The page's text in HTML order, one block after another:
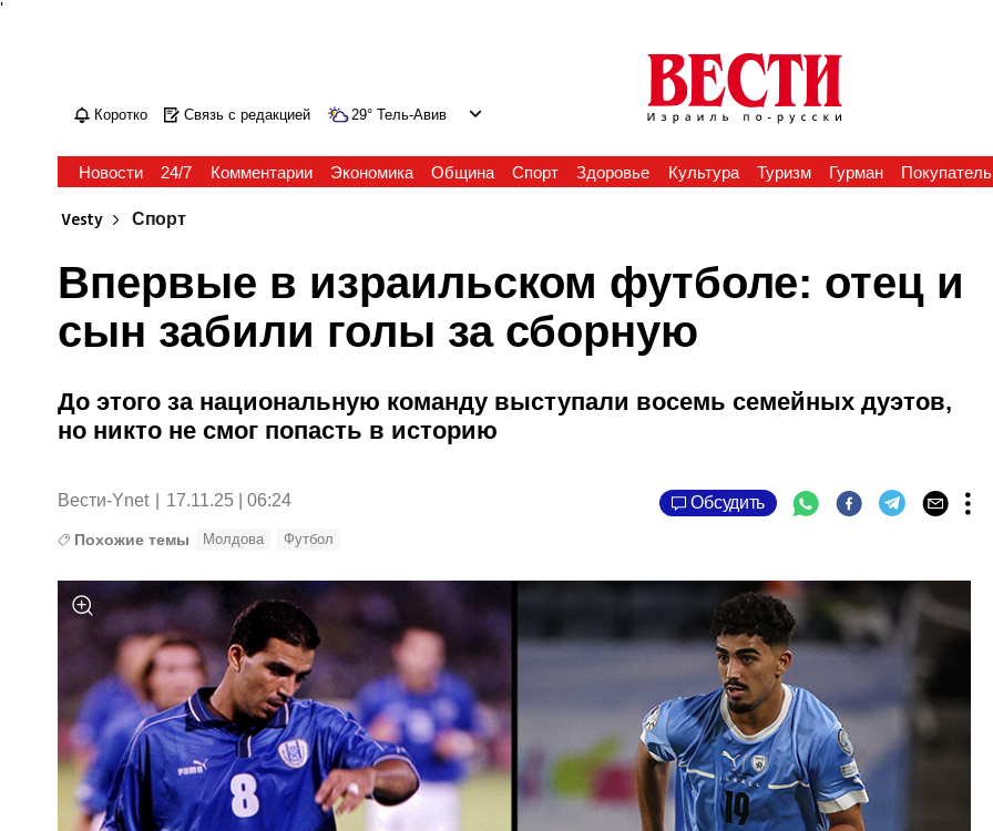
'
Коротко Связь с редакцией 29° Тель-Авив
Новости 24/7 Комментарии Экономика Община Спорт Здоровье Культура Туризм Гурман Покупатель
Vesty Спорт
Впервые в израильском футболе: отец и
сын забили голы за сборную
До этого за национальную команду выступали восемь семейных дуэтов,
но никто не смог попасть в историю
Вести-Ynet 17.11.25 | 06:24 Обсудить
Похожие темы Молдова Футбол